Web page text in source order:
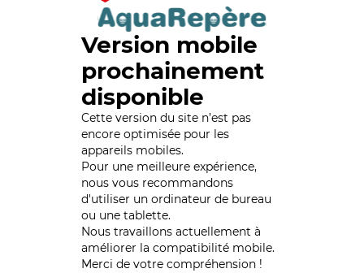
Version mobile
prochainement
disponible
Cette version du site n’est pas
encore optimisée pour les
appareils mobiles.
Pour une meilleure expérience,
nous vous recommandons
d'utiliser un ordinateur de bureau
ou une tablette.
Nous travaillons actuellement à
améliorer la compatibilité mobile.
Merci de votre compréhension !